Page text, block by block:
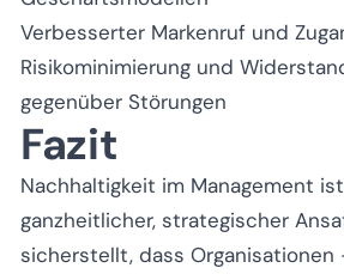
Verbesserter Markenruf und
Risikominimierung und
gegenüber Störungen
Fazit
Nachhaltigkeit im Management
ganzheitlicher, strategischer
sicherstellt, dass Organisationen